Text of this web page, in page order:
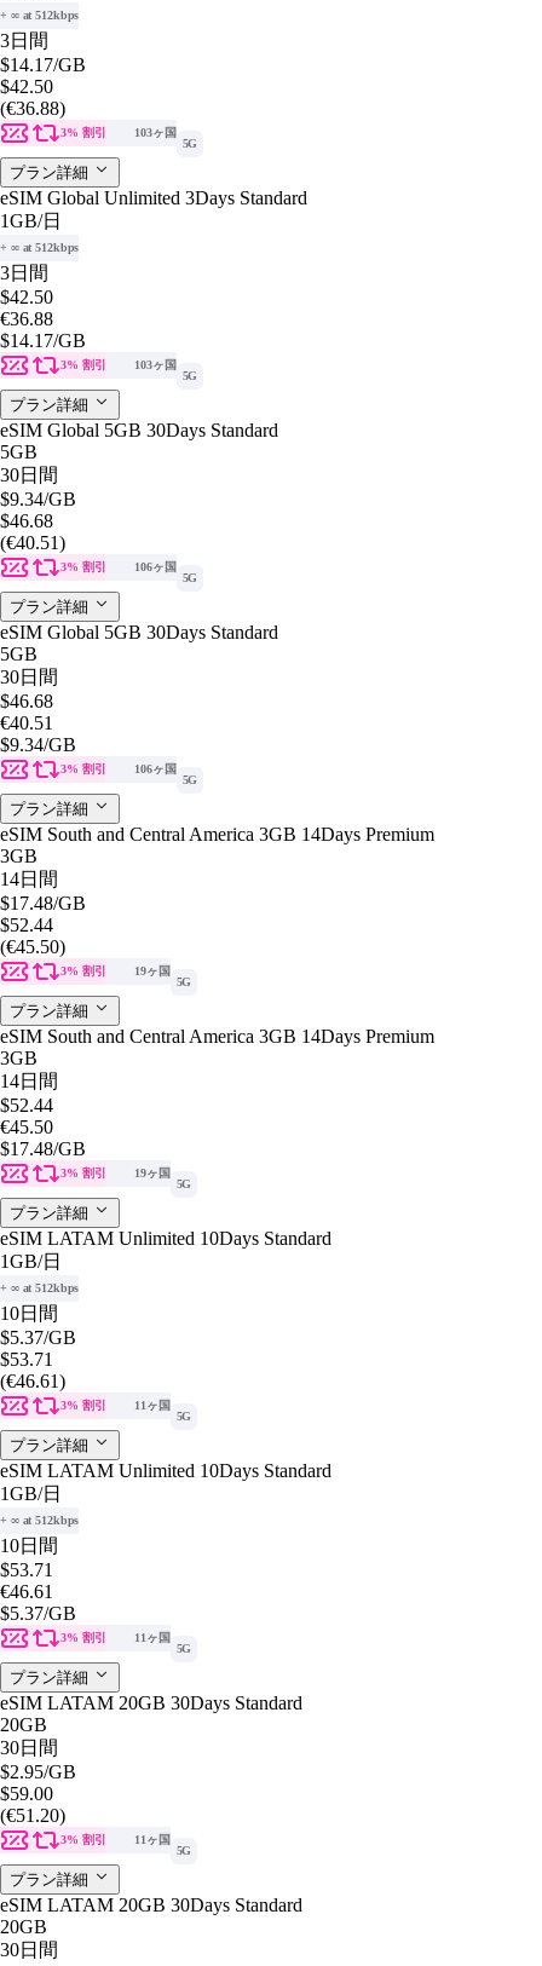
+ ∞ at 512kbps
3日間
$14.17/GB
$42.50
(€36.88)
3% 割引
103ヶ国
5G
プラン詳細
eSIM Global Unlimited 3Days Standard
1GB/日
+ ∞ at 512kbps
3日間
$42.50
€36.88
$14.17/GB
3% 割引
103ヶ国
5G
プラン詳細
eSIM Global 5GB 30Days Standard
5GB
30日間
$9.34/GB
$46.68
(€40.51)
3% 割引
106ヶ国
5G
プラン詳細
eSIM Global 5GB 30Days Standard
5GB
30日間
$46.68
€40.51
$9.34/GB
3% 割引
106ヶ国
5G
プラン詳細
eSIM South and Central America 3GB 14Days Premium
3GB
14日間
$17.48/GB
$52.44
(€45.50)
3% 割引
19ヶ国
5G
プラン詳細
eSIM South and Central America 3GB 14Days Premium
3GB
14日間
$52.44
€45.50
$17.48/GB
3% 割引
19ヶ国
5G
プラン詳細
eSIM LATAM Unlimited 10Days Standard
1GB/日
+ ∞ at 512kbps
10日間
$5.37/GB
$53.71
(€46.61)
3% 割引
11ヶ国
5G
プラン詳細
eSIM LATAM Unlimited 10Days Standard
1GB/日
+ ∞ at 512kbps
10日間
$53.71
€46.61
$5.37/GB
3% 割引
11ヶ国
5G
プラン詳細
eSIM LATAM 20GB 30Days Standard
20GB
30日間
$2.95/GB
$59.00
(€51.20)
3% 割引
11ヶ国
5G
プラン詳細
eSIM LATAM 20GB 30Days Standard
20GB
30日間